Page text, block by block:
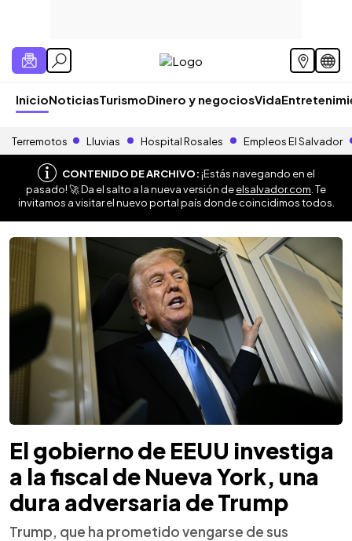
InicioNoticiasTurismoDinero y negociosVida
Terremotos Lluvias Hospital Rosales Empleos El Salvador
CONTENIDO DE ARCHIVO:¡Estás navegando en el
pasado! 🚀 Da el salto a la nueva versión deelsalvador.com . Te
invitamos a visitar el nuevo portal país donde coincidimos todos.
El gobierno de EEUU investiga
a la fiscal de Nueva York, una
dura adversaria de Trump
Trump, que ha prometido vengarse de sus